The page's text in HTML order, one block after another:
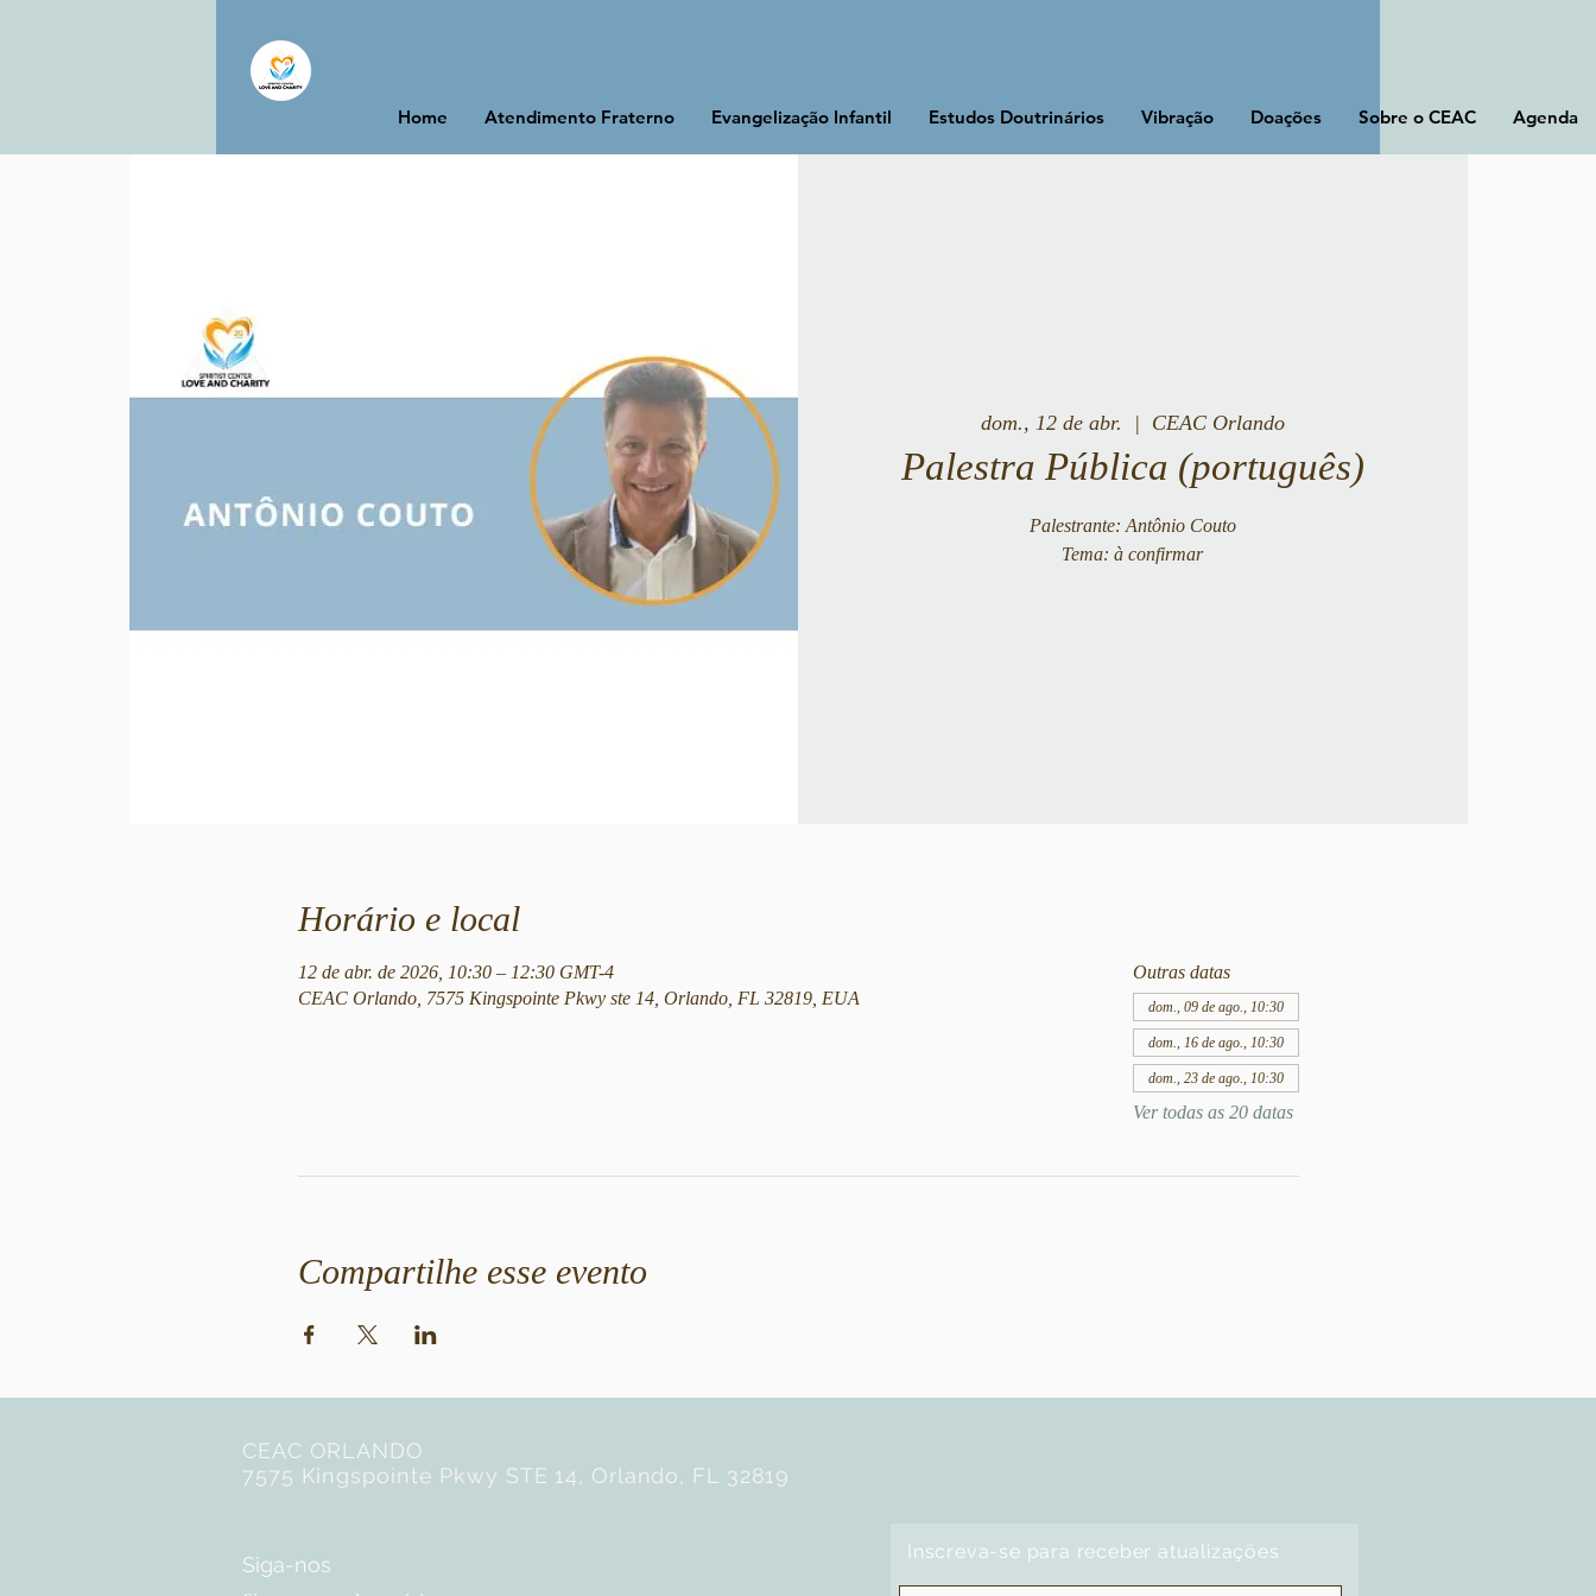
Home Atendimento Fraterno Evangelização Infantil Estudos Doutrinários Vibração Doações Sobre o CEAC Agenda
dom., 12 de abr.
  |
CEAC Orlando
Palestra Pública (português)
Palestrante: Antônio Couto
Tema: à confirmar
Horário e local
12 de abr. de 2026, 10:30 – 12:30 GMT-4
CEAC Orlando, 7575 Kingspointe Pkwy ste 14, Orlando, FL 32819, EUA
Outras datas
dom., 09 de ago., 10:30
dom., 16 de ago., 10:30
dom., 23 de ago., 10:30
Ver todas as 20 datas
Compartilhe esse evento
CEAC ORLANDO
7575 Kingspointe Pkwy STE 14, Orlando, FL 32819
Siga-nos
Inscreva-se para receber atualizações